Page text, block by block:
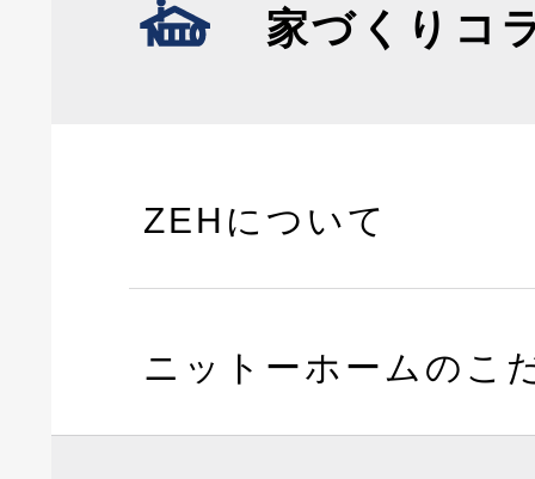
家づくりコ
ZEHについて
ニットーホームのこ